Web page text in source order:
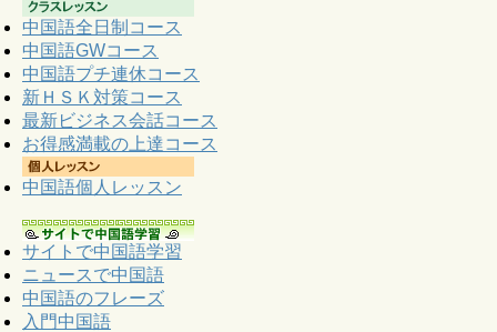
中国語全日制コース
中国語GWコース
中国語プチ連休コース
新ＨＳＫ対策コース
最新ビジネス会話コース
お得感満載の上達コース
中国語個人レッスン
サイトで中国語学習
ニュースで中国語
中国語のフレーズ
入門中国語